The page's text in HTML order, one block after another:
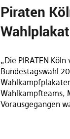
Piraten
„Die PIRATEN
Bundestagswahl
Wahlkampfteams,
Vorausgegangen